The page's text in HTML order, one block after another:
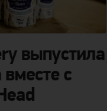
выпустила
с